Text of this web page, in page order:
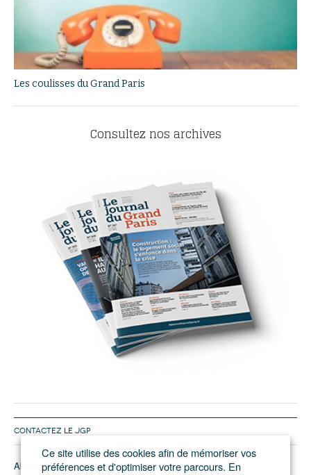
Les coulisses du Grand Paris
Consultez nos archives
CONTACTEZ LE JGP
Abonnement/pub
Ce site utilise des cookies afin de mémoriser vos
préférences et d'optimiser votre parcours. En